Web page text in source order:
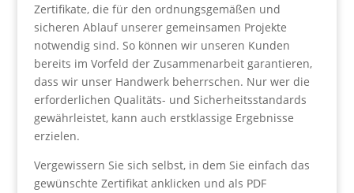
Zertifikate, die für den ordnungsgemäßen und
sicheren Ablauf unserer gemeinsamen Projekte
notwendig sind. So können wir unseren Kunden
bereits im Vorfeld der Zusammenarbeit garantieren,
dass wir unser Handwerk beherrschen. Nur wer die
erforderlichen Qualitäts- und Sicherheitsstandards
gewährleistet, kann auch erstklassige Ergebnisse
erzielen.
Vergewissern Sie sich selbst, in dem Sie einfach das
gewünschte Zertifikat anklicken und als PDF